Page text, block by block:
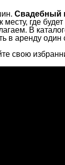
Свадебный
где
В
в аренду